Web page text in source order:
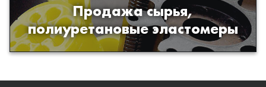
Продажа сырья,
полиуретановые эластомеры
Продажа сырья для производства
изделий из полиуретана